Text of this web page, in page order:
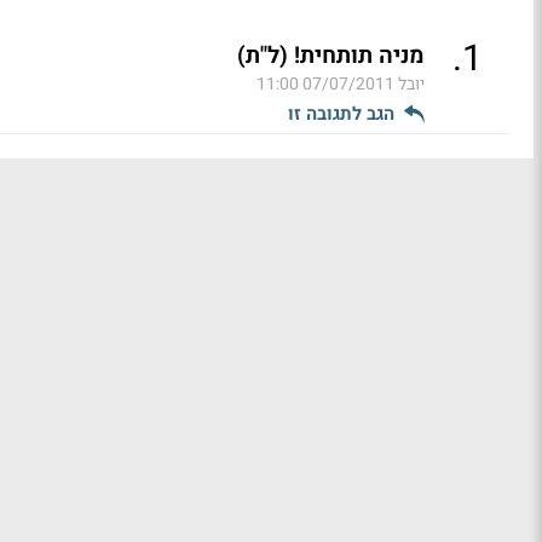
1
. מניה תותחית! (ל"ת)
יובל 07/07/2011 11:00
הגב לתגובה זו